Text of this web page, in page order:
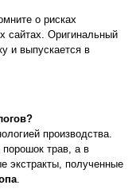
о рисках
сайтах. Оригинальный
и выпускается в
производства.
трав, а в
экстракты, полученные
.